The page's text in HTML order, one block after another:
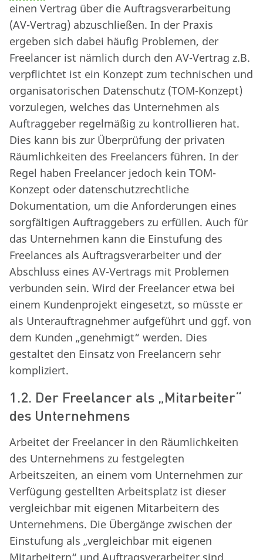
einen Vertrag über die Auftragsverarbeitung
(AV-Vertrag) abzuschließen. In der Praxis
ergeben sich dabei häufig Problemen, der
Freelancer ist nämlich durch den AV-Vertrag z.B.
verpflichtet ist ein Konzept zum technischen und
organisatorischen Datenschutz (TOM-Konzept)
vorzulegen, welches das Unternehmen als
Auftraggeber regelmäßig zu kontrollieren hat.
Dies kann bis zur Überprüfung der privaten
Räumlichkeiten des Freelancers führen. In der
Regel haben Freelancer jedoch kein TOM-
Konzept oder datenschutzrechtliche
Dokumentation, um die Anforderungen eines
sorgfältigen Auftraggebers zu erfüllen. Auch für
das Unternehmen kann die Einstufung des
Freelances als Auftragsverarbeiter und der
Abschluss eines AV-Vertrags mit Problemen
verbunden sein. Wird der Freelancer etwa bei
einem Kundenprojekt eingesetzt, so müsste er
als Unterauftragnehmer aufgeführt und ggf. von
dem Kunden „genehmigt“ werden. Dies
gestaltet den Einsatz von Freelancern sehr
kompliziert.
1.2. Der Freelancer als „Mitarbeiter“
des Unternehmens
Arbeitet der Freelancer in den Räumlichkeiten
des Unternehmens zu festgelegten
Arbeitszeiten, an einem vom Unternehmen zur
Verfügung gestellten Arbeitsplatz ist dieser
vergleichbar mit eigenen Mitarbeitern des
Unternehmens. Die Übergänge zwischen der
Einstufung als „vergleichbar mit eigenen